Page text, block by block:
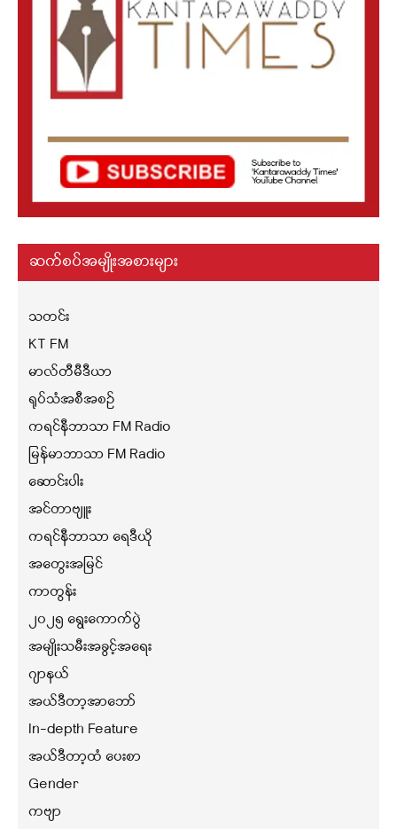
ဆက်စပ်အမျိုးအစားများ
သတင်း
KT FM
မာလ်တီမီဒီယာ
ရုပ်သံအစီအစဉ်
ကရင်နီဘာသာ FM Radio
မြန်မာဘာသာ FM Radio
ဆောင်းပါး
အင်တာဗျူး
ကရင်နီဘာသာ ရေဒီယို
အတွေးအမြင်
ကာတွန်း
၂၀၂၅ ရွေးကောက်ပွဲ
အမျိုးသမီးအခွင့်အရေး
ဂျာနယ်
အယ်ဒီတာ့အာဘော်
In-depth Feature
အယ်ဒီတာ့ထံ ပေးစာ
Gender
ကဗျာ